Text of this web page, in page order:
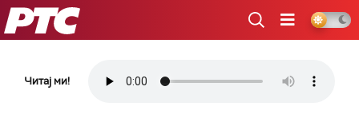
РТС
Читај ми!